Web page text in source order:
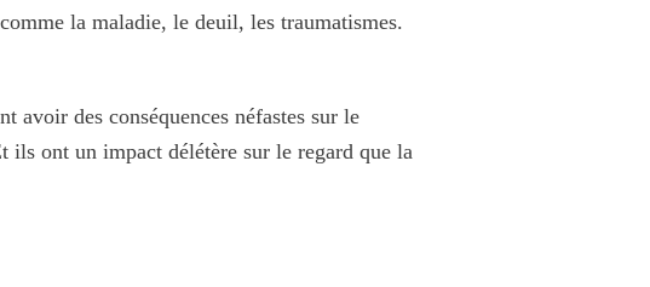
la maladie, le deuil, les traumatismes.
avoir des conséquences néfastes sur le
ils ont un impact délétère sur le regard que la